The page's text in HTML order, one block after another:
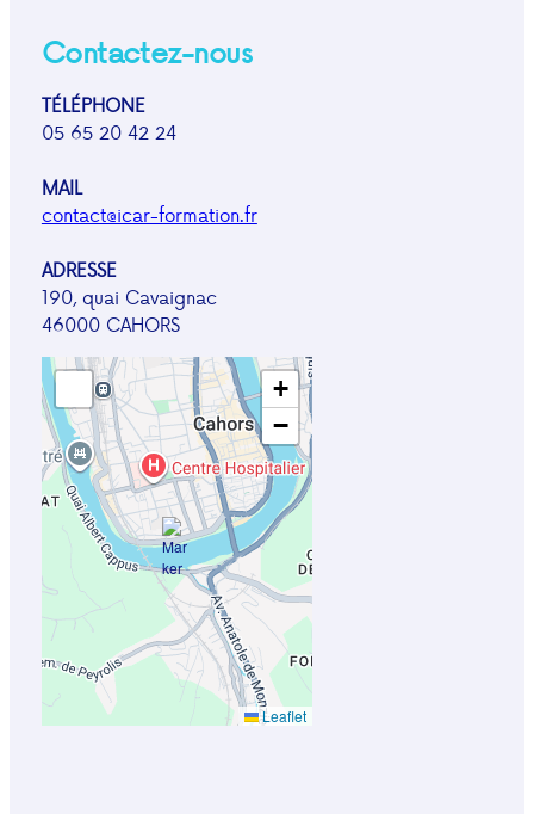
Contactez-nous
TÉLÉPHONE
05 65 20 42 24
MAIL
contact@icar-formation.fr
ADRESSE
190, quai Cavaignac
46000 CAHORS
+
−
Leaflet